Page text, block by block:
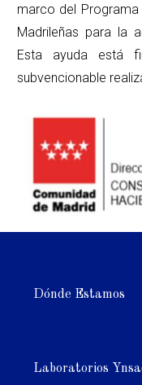
marco del Programa
Madrileñas para la
Esta ayuda está
subvencionable
Dónde Estamos
Laboratorios